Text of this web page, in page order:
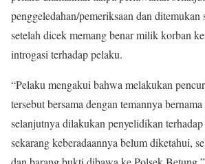
penggeledahan/pemeriksaan dan
setelah dicek memang benar milik korban
introgasi terhadap pelaku.
“Pelaku mengakui bahwa melakukan
tersebut bersama dengan temannya
selanjutnya dilakukan penyelidikan
sekarang keberadaannya belum diketahui,